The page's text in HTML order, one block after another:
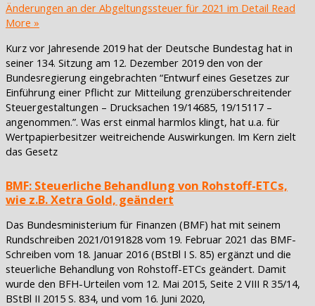
Änderungen an der Abgeltungssteuer für 2021 im Detail Read
More »
Kurz vor Jahresende 2019 hat der Deutsche Bundestag hat in
seiner 134. Sitzung am 12. Dezember 2019 den von der
Bundesregierung eingebrachten “Entwurf eines Gesetzes zur
Einführung einer Pflicht zur Mitteilung grenzüberschreitender
Steuergestaltungen – Drucksachen 19/14685, 19/15117 –
angenommen.”. Was erst einmal harmlos klingt, hat u.a. für
Wertpapierbesitzer weitreichende Auswirkungen. Im Kern zielt
das Gesetz
BMF: Steuerliche Behandlung von Rohstoff-ETCs,
wie z.B. Xetra Gold, geändert
Das Bundesministerium für Finanzen (BMF) hat mit seinem
Rundschreiben 2021/0191828 vom 19. Februar 2021 das BMF-
Schreiben vom 18. Januar 2016 (BStBl I S. 85) ergänzt und die
steuerliche Behandlung von Rohstoff-ETCs geändert. Damit
wurde den BFH-Urteilen vom 12. Mai 2015, Seite 2 VIII R 35/14,
BStBl II 2015 S. 834, und vom 16. Juni 2020,